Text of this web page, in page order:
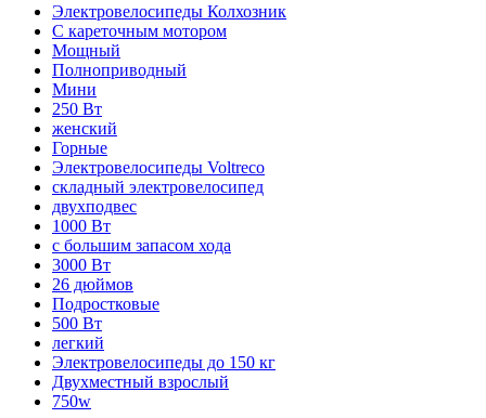
Электровелосипеды Колхозник
С кареточным мотором
Мощный
Полноприводный
Мини
250 Вт
женский
Горные
Электровелосипеды Voltreco
складный электровелосипед
двухподвес
1000 Вт
с большим запасом хода
3000 Вт
26 дюймов
Подростковые
500 Вт
легкий
Электровелосипеды до 150 кг
Двухместный взрослый
750w